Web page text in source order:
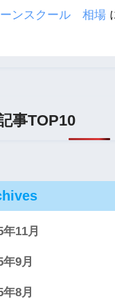
ーンスクール 相場
事TOP10
11月
9月
8月